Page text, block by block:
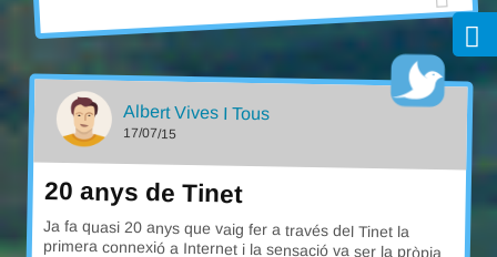
Albert Vives I Tous
17/07/15
20 anys de Tinet
Ja fa quasi 20 anys que vaig fer a través del Tinet la
primera connexió a Internet i la sensació va ser la pròpia
d' una exprència de les importants que tens al llarg de la
vida: L'equivalent al centre de Control de la NASA a
Houston quan enviaven els primers coets a l'espai. No
sabíem si connectaríem o si explotaria el modem amb la